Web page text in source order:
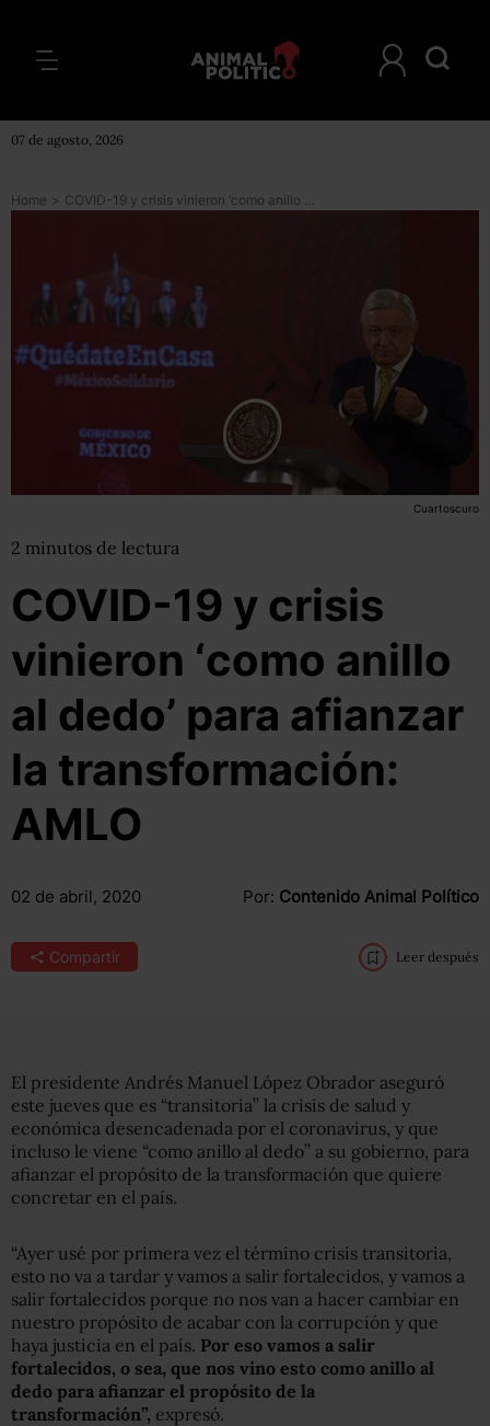
07 de agosto, 2026
Home > COVID-19 y crisis vinieron ‘como anillo al dedo’ para afianzar la transformación: AMLO
Cuartoscuro
2 minutos de lectura
COVID-19 y crisis
vinieron ‘como anillo
al dedo’ para afianzar
la transformación:
AMLO
02 de abril, 2020 Por: Contenido Animal Político
Compartir Leer después
El presidente Andrés Manuel López Obrador aseguró
este jueves que es “transitoria” la crisis de salud y
económica desencadenada por el coronavirus, y que
incluso le viene “como anillo al dedo” a su gobierno, para
afianzar el propósito de la transformación que quiere
concretar en el país.
“Ayer usé por primera vez el término crisis transitoria,
esto no va a tardar y vamos a salir fortalecidos, y vamos a
salir fortalecidos porque no nos van a hacer cambiar en
nuestro propósito de acabar con la corrupción y que
haya justicia en el país. Por eso vamos a salir
fortalecidos, o sea, que nos vino esto como anillo al
dedo para afianzar el propósito de la
transformación”, expresó.